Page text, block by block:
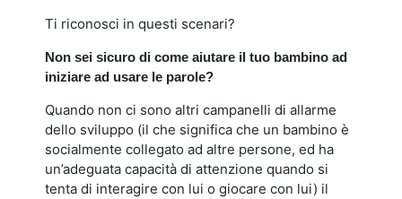
Ti riconosci in questi scenari?
Non sei sicuro di come aiutare il tuo bambino ad
iniziare ad usare le parole?
Quando non ci sono altri campanelli di allarme
dello sviluppo (il che significa che un bambino è
socialmente collegato ad altre persone, ed ha
un’adeguata capacità di attenzione quando si
tenta di interagire con lui o giocare con lui) il